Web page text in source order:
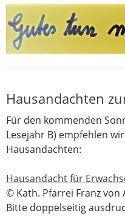
Hausandachten
Für den kommenden
Lesejahr B) empfehlen
Hausandachten:
Hausandacht für
© Kath. Pfarrei Franz von
Bitte doppelseitig